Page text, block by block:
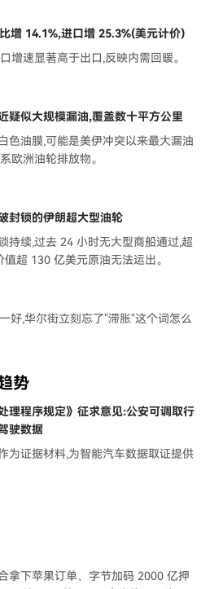
增 14.1%,进口增 25.3%(美元计价)
增速显著高于出口,反映内需回暖。
疑似大规模漏油,覆盖数十平方公里
色油膜,可能是美伊冲突以来最大漏油
欧洲油轮排放物。
封锁的伊朗超大型油轮
持续,过去 24 小时无大型商船通过,超
超 130 亿美元原油无法运出。
好,华尔街立刻忘了"滞胀"这个词怎么
势
理程序规定》征求意见:公安可调取行
驶数据
为证据材料,为智能汽车数据取证提供
拿下苹果订单、字节加码 2000 亿押